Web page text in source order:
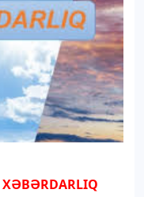
XƏBƏRDARLIQ